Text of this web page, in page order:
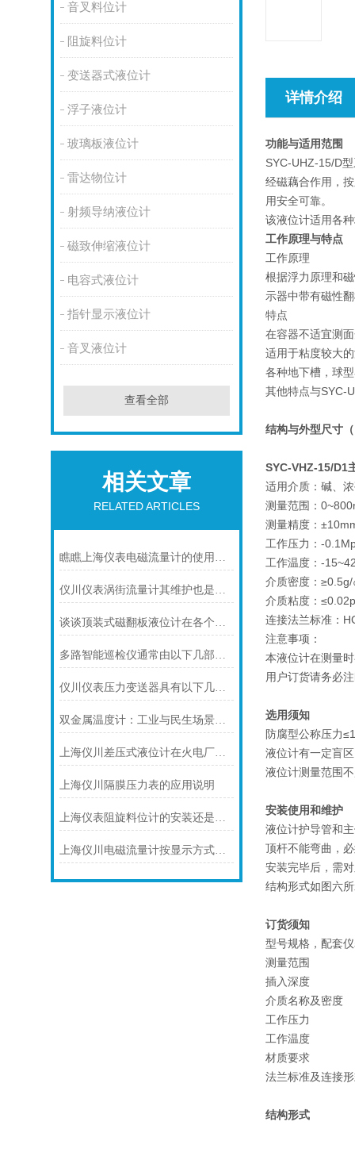
音叉料位计
阻旋料位计
变送器式液位计
浮子液位计
玻璃板液位计
雷达物位计
射频导纳液位计
磁致伸缩液位计
电容式液位计
指针显示液位计
音叉液位计
查看全部
相关文章
RELATED ARTICLES
瞧瞧上海仪表电磁流量计的使用注意事项
仪川仪表涡街流量计其维护也是有要领的
谈谈顶装式磁翻板液位计在各个方面的注意事项
多路智能巡检仪通常由以下几部分组成
仪川仪表压力变送器具有以下几大技术特点
双金属温度计：工业与民生场景中的实用测温利器
上海仪川差压式液位计在火电厂脱硫石膏液密度测量的应用
上海仪川隔膜压力表的应用说明
上海仪表阻旋料位计的安装还是很有讲究的
上海仪川电磁流量计按显示方式分类
详情介绍
功能与适用范围
SYC-UHZ-15/D
经磁藕合作用，
用安全可靠。
该液位计适用各
工作原理与特点
工作原理
根据浮力原理和
示器中带有磁性
特点
在容器不适宜测
适用于粘度较大
各种地下槽，球
其他特点与SYC-
结构与外型尺寸
SYC-VHZ-15/D1
适用介质：碱、
测量范围：
测量精度：
工作压力：-
工作温度：-
介质密度：≥0.5g/
介质粘度：
连接法兰标准：
注意事项：
本液位计在测量
用户订货请务必
选用须知
防腐型公称压力
液位计有一定盲
液位计测量范围
安装使用和维护
液位计护导管和
顶杆不能弯曲，
安装完毕后，需
结构形式如图六
订货须知
型号规格，配套
测量范围
插入深度
介质名称及密度
工作压力
工作温度
材质要求
法兰标准及连接
结构形式